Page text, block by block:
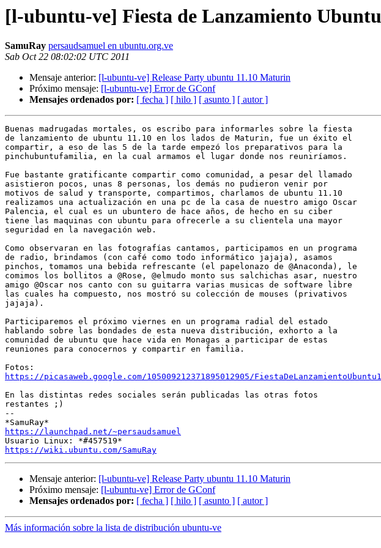
[l-ubuntu-ve] Fiesta de Lanzamiento
SamuRay persaudsamuel en ubuntu.org.ve
Sab Oct 22 08:02:02 UTC 2011
Mensaje anterior: [l-ubuntu-ve] Release Party ubuntu 11.10 Maturin
Próximo mensaje: [l-ubuntu-ve] Error de GConf
Mensajes ordenados por: [ fecha ] [ hilo ] [ asunto ] [ autor ]
Buenas madrugadas mortales, os escribo para informarles sobre la fiesta
de lanzamiento de ubuntu 11.10 en los lados de Maturin, fue un éxito el
compartir, a eso de las 5 de la tarde empezó los preparativos para la
pinchubuntufamilia, en la cual armamos el lugar donde nos reuniríamos.
Fue bastante gratificante compartir como comunidad, a pesar del llamado
asistieron pocos, unas 8 personas, los demás no pudieron venir por
motivos de salud y transporte, compartimos, charlamos de ubuntu 11.10
realizamos una actualización en una pc de la casa de nuestro amigo Oscar
Palencia, el cual es un ubuntero de hace años, de hecho en su ciber
tiene las maquinas con ubuntu para ofrecerle a su clientela una mayor
seguridad en la navegación web.
Como observaran en las fotografías cantamos, participamos en un programa
de radio, brindamos (con café como todo informático jajaja), asamos
pinchos, tomamos una bebida refrescante (el papelonazo de @Anaconda), le
comimos los bollitos a @Rose, @elmudo monto sus salchichas asar, nuestro
amigo @Oscar nos canto con su guitarra varias musicas de software libre
las cuales ha compuesto, nos mostró su colección de mouses (privativos
jajaja).
Participaremos el próximo viernes en un programa radial del estado
hablando sobre las bondades de esta nueva distribución, exhorto a la
comunidad de ubuntu que hace vida en Monagas a participar de estas
reuniones para conocernos y compartir en familia.
https://picasaweb.google.com/105009212371895012905/
En las distintas redes sociales serán publicadas las otras fotos
restantes ;)
--
https://launchpad.net/~persaudsamuel
https://wiki.ubuntu.com/SamuRay
Mensaje anterior: [l-ubuntu-ve] Release Party ubuntu 11.10 Maturin
Próximo mensaje: [l-ubuntu-ve] Error de GConf
Mensajes ordenados por: [ fecha ] [ hilo ] [ asunto ] [ autor ]
Más información sobre la lista de distribución ubuntu-ve